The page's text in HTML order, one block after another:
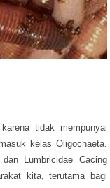
tidak mempunyai
kelas Oligochaeta.
Lumbricidae Cacing
kita, terutama bagi